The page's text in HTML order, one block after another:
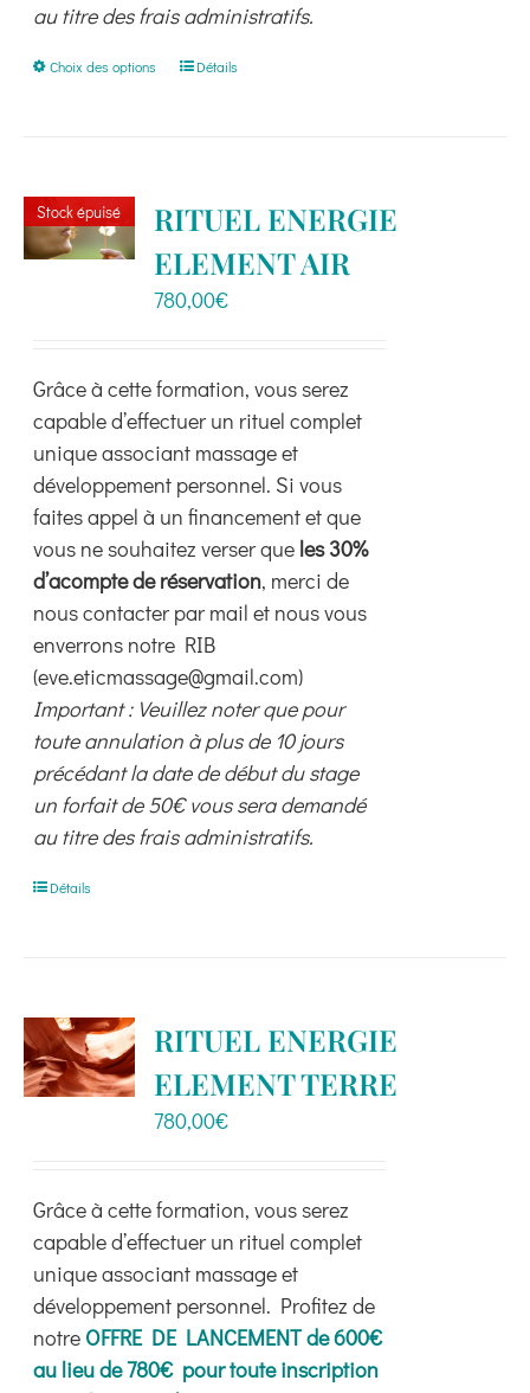
au titre des frais administratifs.
Choix des options
Ce
Les
options
peuvent
sur
la
page
du
produit
Détails
Stock épuisé
RITUEL ENERGIE
ELEMENT AIR
780,00€
Grâce à cette formation, vous serez
capable d’effectuer un rituel complet
unique associant massage et
développement personnel. Si vous
faites appel à un financement et que
vous ne souhaitez verser que les 30%
d’acompte de réservation, merci de
nous contacter par mail et nous vous
enverrons notre RIB
(eve.eticmassage@gmail.com)
Important : Veuillez noter que pour
toute annulation à plus de 10 jours
précédant la date de début du stage
un forfait de 50€ vous sera demandé
au titre des frais administratifs.
Détails
RITUEL ENERGIE
ELEMENT TERRE
780,00€
Grâce à cette formation, vous serez
capable d’effectuer un rituel complet
unique associant massage et
développement personnel. Profitez de
notre OFFRE DE LANCEMENT de 600€
au lieu de 780€ pour toute inscription